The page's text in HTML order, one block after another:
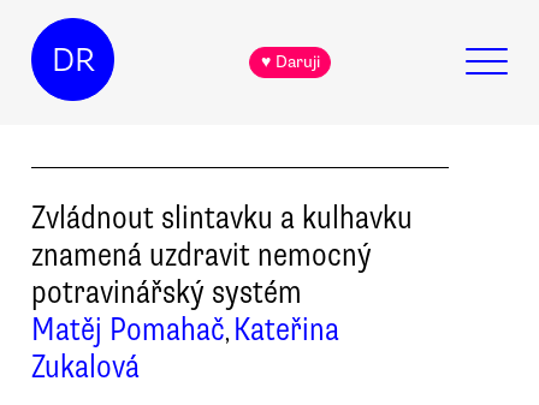
DR ♥ Daruji
Zvládnout slintavku a kulhavku
znamená uzdravit nemocný
potravinářský systém
Matěj Pomahač, Kateřina
Zukalová